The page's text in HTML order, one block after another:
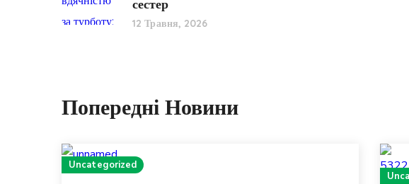
сестер
12 Травня, 2026
Попередні Новини
Uncategorized